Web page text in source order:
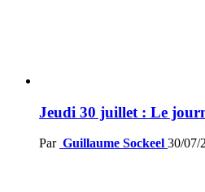
Jeudi 30 juillet : Le
Par Guillaume Sockeel 30/07/